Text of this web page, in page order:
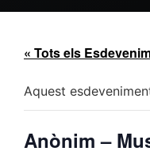
« Tots els
Aquest
Anònim –